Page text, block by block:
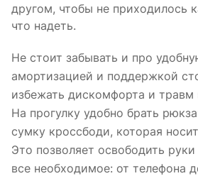
другом, чтобы не приходилось
что надеть.
Не стоит забывать и про
амортизацией и поддержкой
избежать дискомфорта и травм
На прогулку удобно брать
сумку кроссбоди, которая
Это позволяет освободить
все необходимое: от телефона